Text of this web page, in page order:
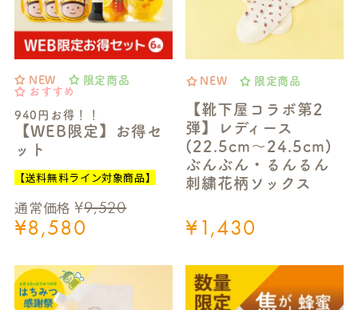
940円お得！！
【WEB限定】お得セ
ット
NEW
限定商品
おすすめ
通常価格 ¥9,520
¥8,580
【送料無料ライン対象商品】
【靴下屋コラボ第2
弾】レディース
(22.5cm～24.5cm)
ぶんぶん・るんるん
刺繍花柄ソックス
NEW 限定商品
¥1,430